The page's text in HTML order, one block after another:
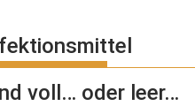
voll… oder leer…